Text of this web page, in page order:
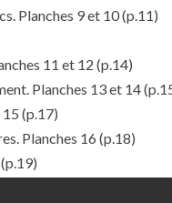
Planches 9 et 10(p.11)
11 et 12 (p.14)
Planches 13 et 14
15 (p.17)
Planches 16 (p.18)
(p.19)